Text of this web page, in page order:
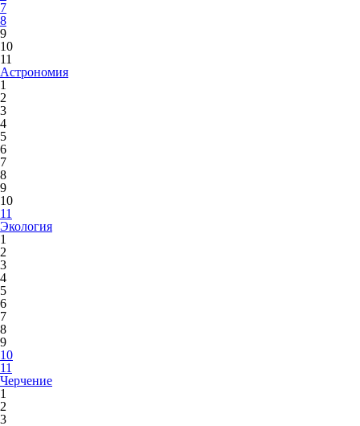
7
8
9
10
11
Астрономия
1
2
3
4
5
6
7
8
9
10
11
Экология
1
2
3
4
5
6
7
8
9
10
11
Черчение
1
2
3